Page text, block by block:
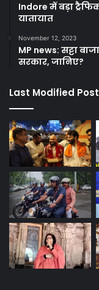
Indore में बड़ा
यातायात
November 12, 2023
MP news: सट्टा
सरकार, जानिए?
Last Modified